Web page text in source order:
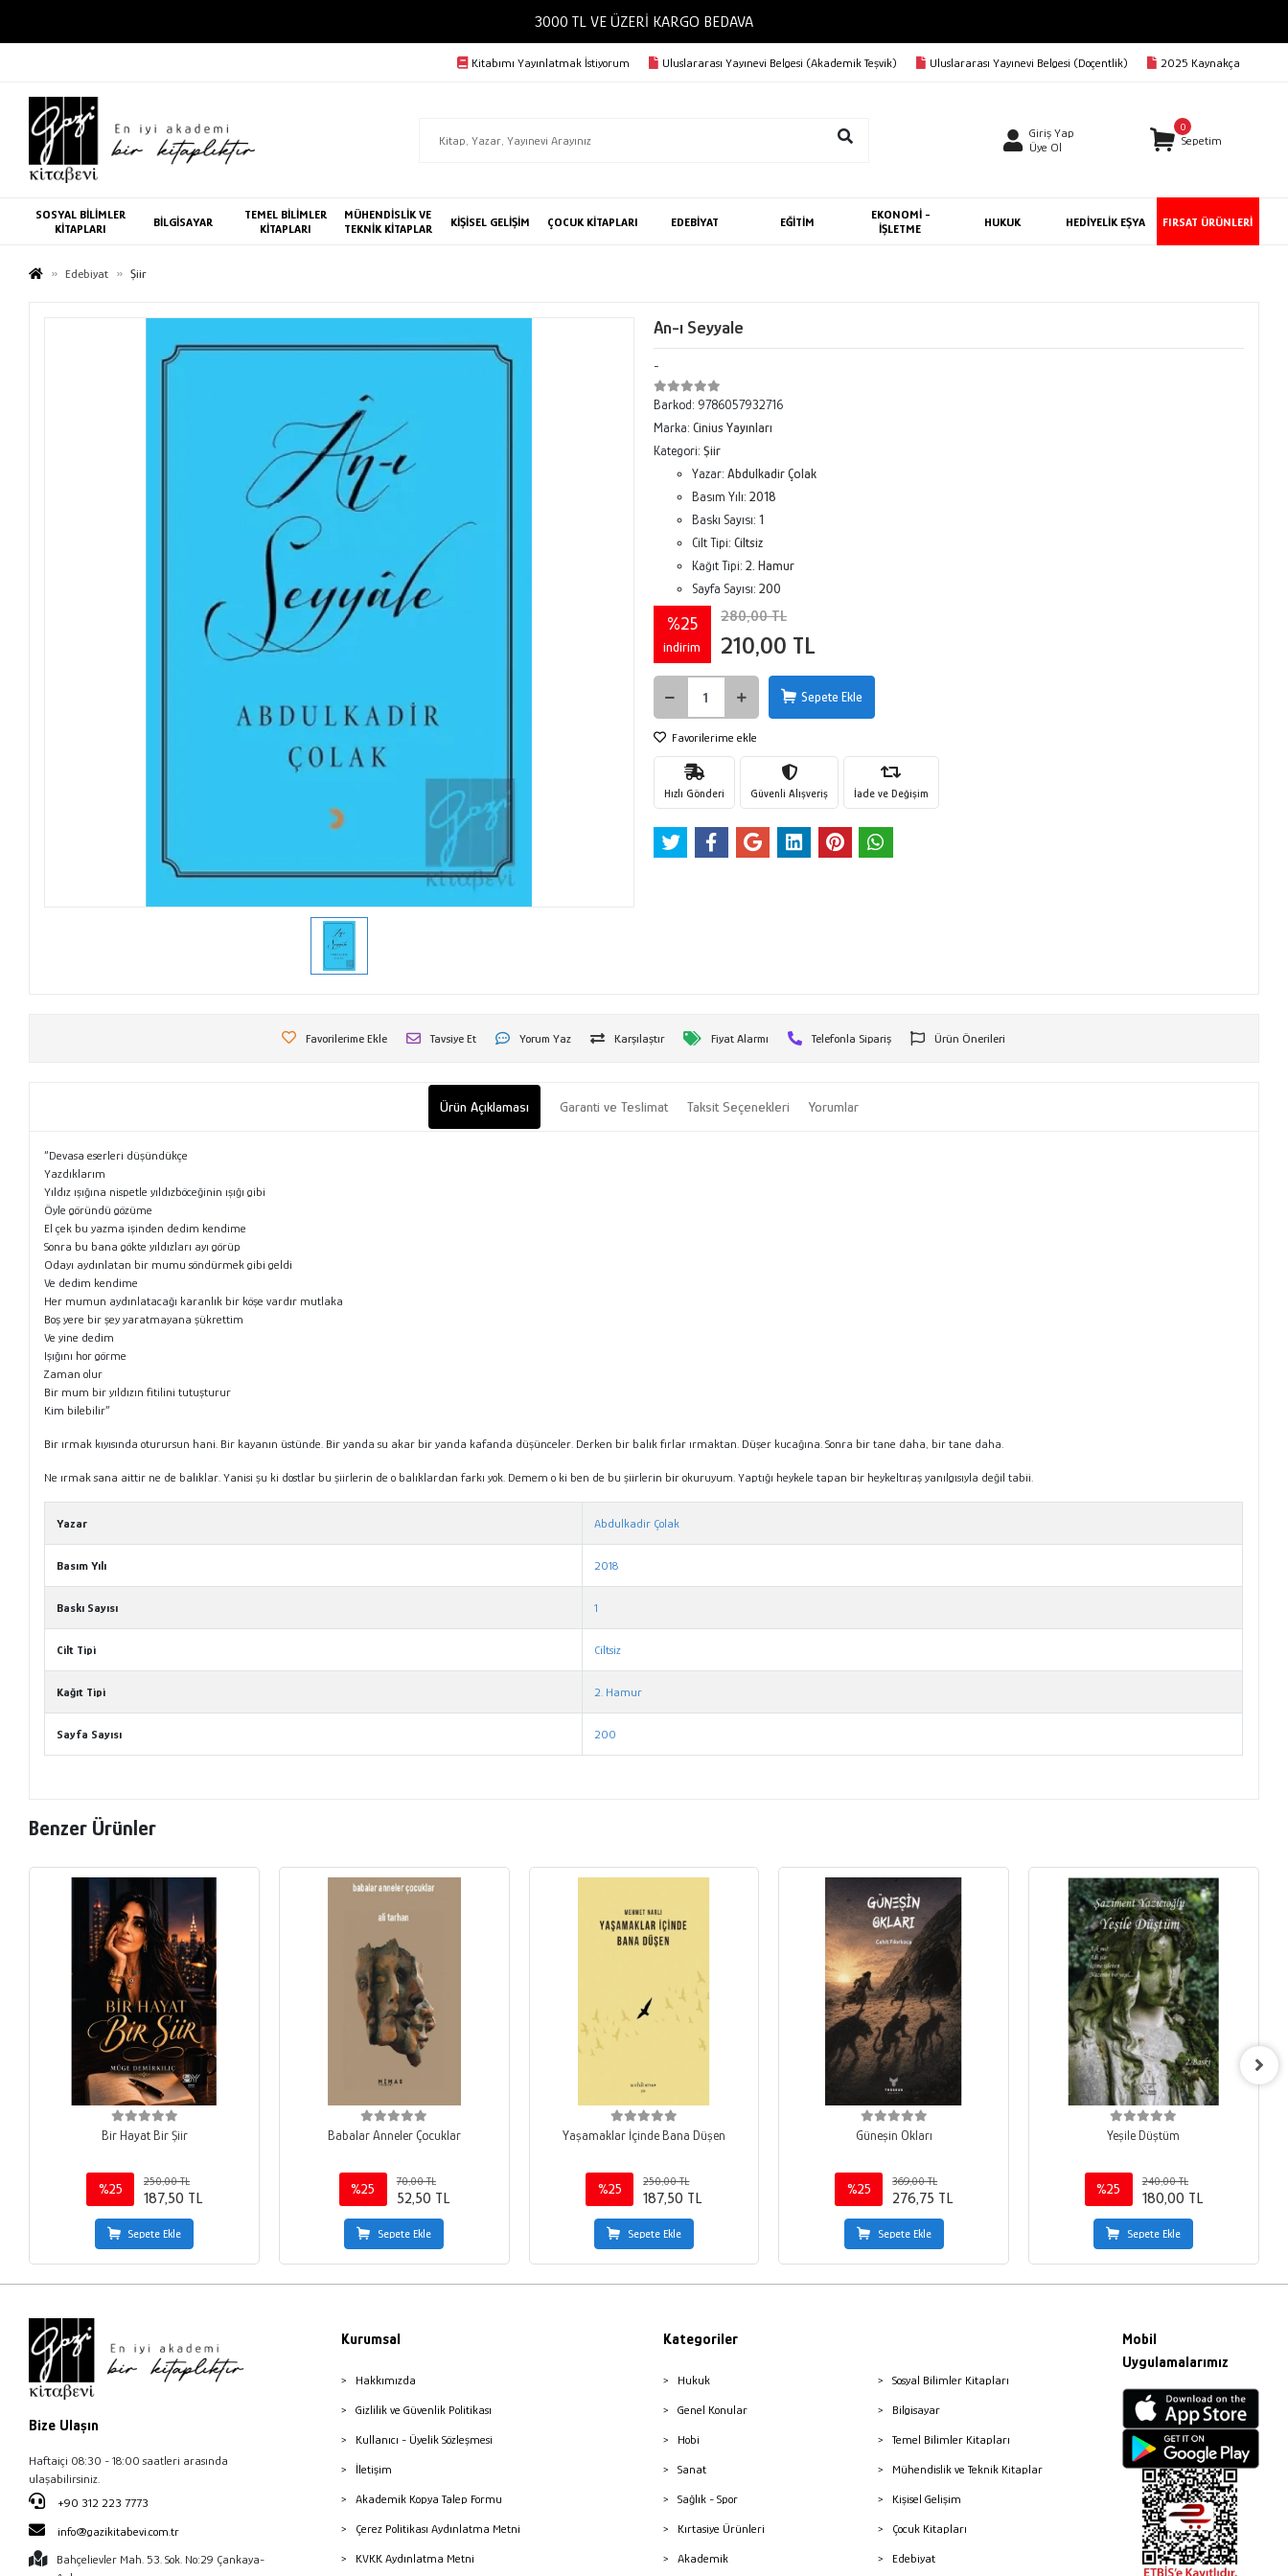
3000 TL VE ÜZERİ KARGO BEDAVA
Kitabımı Yayınlatmak İstiyorum Uluslararası Yayınevi Belgesi (Akademik Teşvik) Uluslararası Yayınevi Belgesi (Doçentlik) 2025 Kaynakça
Giriş Yap
Üye Ol
0
Sepetim
SOSYAL BİLİMLER
KİTAPLARI
BİLGİSAYAR
TEMEL BİLİMLER
KİTAPLARI
MÜHENDİSLİK VE
TEKNİK KİTAPLAR
KİŞİSEL GELİŞİM ÇOCUK KİTAPLARI EDEBİYAT EĞİTİM
EKONOMİ -
İŞLETME
HUKUK HEDİYELİK EŞYA FIRSAT ÜRÜNLERİ
Edebiyat Şiir
An-ı Seyyale
-
Barkod: 9786057932716
Marka: Cinius Yayınları
Kategori: Şiir
Yazar: Abdulkadir Çolak
Basım Yılı: 2018
Baskı Sayısı: 1
Cilt Tipi: Ciltsiz
Kağıt Tipi: 2. Hamur
Sayfa Sayısı: 200
%25
indirim
280,00 TL
210,00 TL
Sepete Ekle
Favorilerime ekle
Hızlı Gönderi Güvenli Alışveriş İade ve Değişim
Favorilerime Ekle Tavsiye Et Yorum Yaz Karşılaştır Fiyat Alarmı Telefonla Sipariş Ürün Önerileri
Ürün Açıklaması Garanti ve Teslimat Taksit Seçenekleri Yorumlar
“Devasa eserleri düşündükçe
Yazdıklarım
Yıldız ışığına nispetle yıldızböceğinin ışığı gibi
Öyle göründü gözüme
El çek bu yazma işinden dedim kendime
Sonra bu bana gökte yıldızları ayı görüp
Odayı aydınlatan bir mumu söndürmek gibi geldi
Ve dedim kendime
Her mumun aydınlatacağı karanlık bir köşe vardır mutlaka
Boş yere bir şey yaratmayana şükrettim
Ve yine dedim
Işığını hor görme
Zaman olur
Bir mum bir yıldızın fitilini tutuşturur
Kim bilebilir”
Bir ırmak kıyısında oturursun hani. Bir kayanın üstünde. Bir yanda su akar bir yanda kafanda düşünceler. Derken bir balık fırlar ırmaktan. Düşer kucağına. Sonra bir tane daha, bir tane daha.
Ne ırmak sana aittir ne de balıklar. Yanisi şu ki dostlar bu şiirlerin de o balıklardan farkı yok. Demem o ki ben de bu şiirlerin bir okuruyum. Yaptığı heykele tapan bir heykeltıraş yanılgısıyla değil tabii.
Yazar Abdulkadir Çolak
Basım Yılı 2018
Baskı Sayısı 1
Cilt Tipi Ciltsiz
Kağıt Tipi 2. Hamur
Sayfa Sayısı 200
Benzer Ürünler
Bir Hayat Bir Şiir
%25
250,00 TL
187,50 TL
Sepete Ekle
Babalar Anneler Çocuklar
%25
70,00 TL
52,50 TL
Sepete Ekle
Yaşamaklar İçinde Bana Düşen
%25
250,00 TL
187,50 TL
Sepete Ekle
Güneşin Okları
%25
369,00 TL
276,75 TL
Sepete Ekle
Yeşile Düştüm
%25
240,00 TL
180,00 TL
Sepete Ekle
Bize Ulaşın
Haftaiçi 08:30 - 18:00 saatleri arasında
ulaşabilirsiniz.
+90 312 223 7773
info@gazikitabevi.com.tr
Bahçelievler Mah. 53. Sok. No:29 Çankaya-
Kurumsal
Hakkımızda
Gizlilik ve Güvenlik Politikası
Kullanıcı - Üyelik Sözleşmesi
İletişim
Akademik Kopya Talep Formu
Çerez Politikası Aydınlatma Metni
KVKK Aydınlatma Metni
Kategoriler
Hukuk
Genel Konular
Hobi
Sanat
Sağlık - Spor
Kırtasiye Ürünleri
Akademik
Sosyal Bilimler Kitapları
Bilgisayar
Temel Bilimler Kitapları
Mühendislik ve Teknik Kitaplar
Kişisel Gelişim
Çocuk Kitapları
Edebiyat
Mobil
Uygulamalarımız